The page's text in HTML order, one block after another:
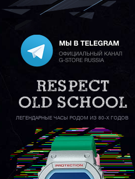
ЛЕГЕНДАРНЫЕ ЧАСЫ РОДОМ ИЗ 80-Х ГОДОВ